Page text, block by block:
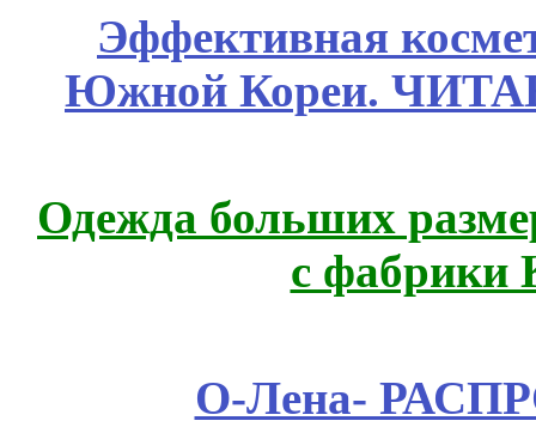
Эффективная
Южной Кореи.
Одежда больших
с фабрики
О-Лена-